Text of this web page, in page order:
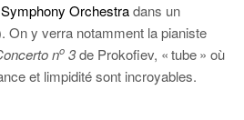
Orchestradans un
On y verra notamment la pianiste
no 3de Prokofiev, « tube » où
et limpidité sont incroyables.